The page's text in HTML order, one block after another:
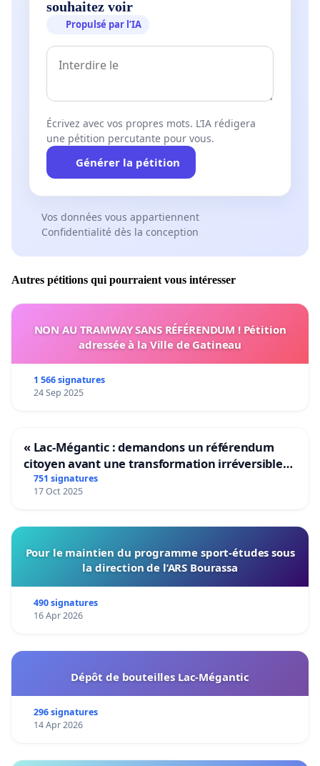
souhaitez voir
Propulsé par l’IA
Écrivez avec vos propres mots. L’IA rédigera
une pétition percutante pour vous.
Générer la pétition
Vos données vous appartiennent
Confidentialité dès la conception
Autres pétitions qui pourraient vous intéresser
NON AU TRAMWAY SANS RÉFÉRENDUM ! Pétition
adressée à la Ville de Gatineau
1 566 signatures
24 Sep 2025
« Lac-Mégantic : demandons un référendum
citoyen avant une transformation irréversible
de notre territoire »
751 signatures
17 Oct 2025
Pour le maintien du programme sport-études sous
la direction de l’ARS Bourassa
490 signatures
16 Apr 2026
Dépôt de bouteilles Lac-Mégantic
296 signatures
14 Apr 2026